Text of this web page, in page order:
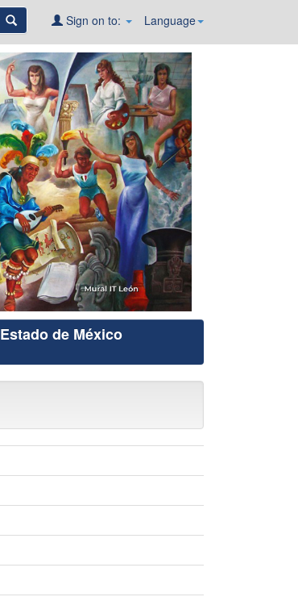
Language
Sign on to:
Estado de México